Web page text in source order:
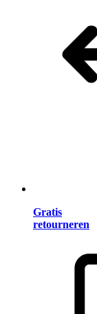
Gratis
retourneren